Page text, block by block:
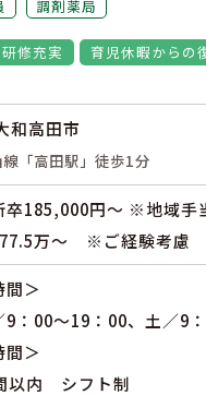
調剤薬局
研修充実 育児休暇からの
和高田市
「高田駅」徒歩1分
卒185,000円～ ※地域手
万～ ※ご経験考慮
間＞
9：00～19：00、土／9
間＞
以内 シフト制